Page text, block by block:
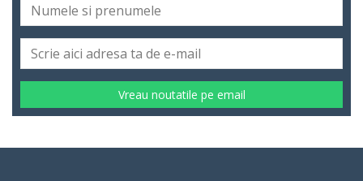
Vreau noutatile pe email